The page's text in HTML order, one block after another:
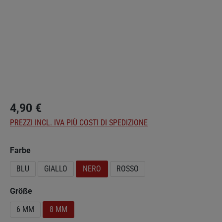
4,90 €
PREZZI INCL. IVA PIÙ COSTI DI SPEDIZIONE
Seleziona
Farbe
BLU
GIALLO NERO ROSSO
Seleziona
Größe
6 MM
8 MM